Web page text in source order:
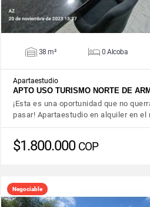
38 m² 0 Alcoba
Apartaestudio
APTO USO TURISMO NORTE DE
¡Esta es una oportunidad que no
pasar! Apartaestudio en alquiler en el
$1.800.000 COP
Negociable